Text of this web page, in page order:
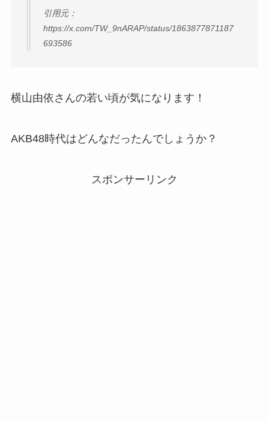
引用元：
https://x.com/TW_9nARAP/status/1863877871187
693586
横山由依さんの若い頃が気になります！
AKB48時代はどんなだったんでしょうか？
スポンサーリンク